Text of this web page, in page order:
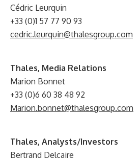
Cédric Leurquin
+33 (0)1 57 77 90 93
cedric.leurquin@thalesgroup.com
Thales, Media Relations
Marion Bonnet
+33 (0)6 60 38 48 92
Marion.bonnet@thalesgroup.com
Thales, Analysts/Investors
Bertrand Delcaire